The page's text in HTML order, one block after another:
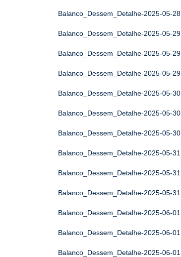
Balanco_Dessem_Detalhe-2025-05-28
Balanco_Dessem_Detalhe-2025-05-29
Balanco_Dessem_Detalhe-2025-05-29
Balanco_Dessem_Detalhe-2025-05-29
Balanco_Dessem_Detalhe-2025-05-30
Balanco_Dessem_Detalhe-2025-05-30
Balanco_Dessem_Detalhe-2025-05-30
Balanco_Dessem_Detalhe-2025-05-31
Balanco_Dessem_Detalhe-2025-05-31
Balanco_Dessem_Detalhe-2025-05-31
Balanco_Dessem_Detalhe-2025-06-01
Balanco_Dessem_Detalhe-2025-06-01
Balanco_Dessem_Detalhe-2025-06-01